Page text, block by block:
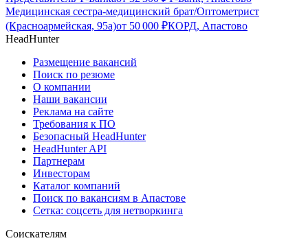
Медицинская сестра-медицинский брат/Оптометрист
(Красноармейская, 95а)от 50 000 ₽КОРД, Апастово
HeadHunter
Размещение вакансий
Поиск по резюме
О компании
Наши вакансии
Реклама на сайте
Требования к ПО
Безопасный HeadHunter
HeadHunter API
Партнерам
Инвесторам
Каталог компаний
Поиск по вакансиям в Апастове
Сетка: соцсеть для нетворкинга
Соискателям